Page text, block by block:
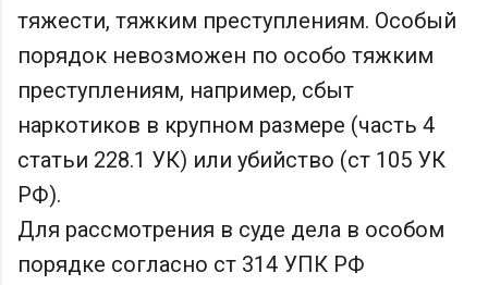
тяжести, тяжким преступлениям. Особый
порядок невозможен по особо тяжким
преступлениям, например, сбыт
наркотиков в крупном размере (часть 4
статьи 228.1 УК) или убийство (ст 105 УК
РФ).
Для рассмотрения в суде дела в особом
порядке согласно ст 314 УПК РФ